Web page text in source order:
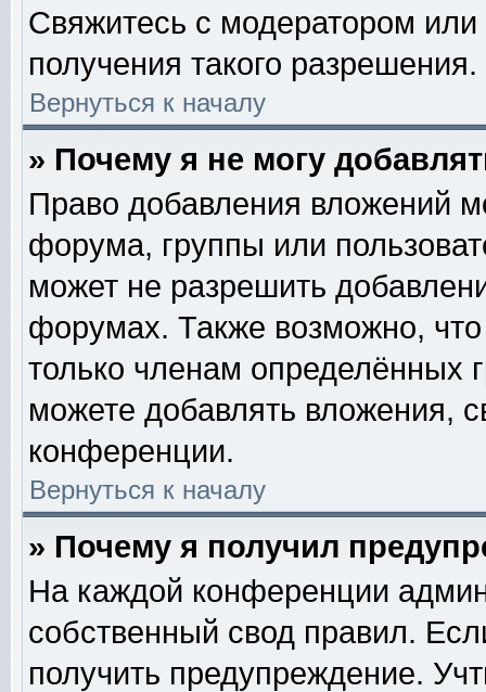
Свяжитесь с модератором
получения такого разрешения.
Вернуться к началу
» Почему я не могу
Право добавления вложений
форума, группы или
может не разрешить
форумах. Также возможно,
только членам определённых
можете добавлять вложения,
конференции.
Вернуться к началу
» Почему я получил
На каждой конференции
собственный свод правил.
получить предупреждение.